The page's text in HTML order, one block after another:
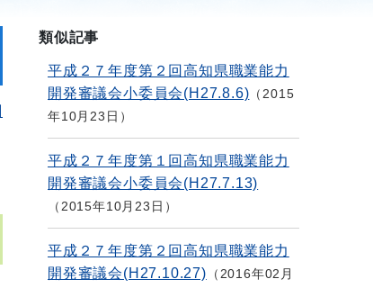
類似記事
平成２７年度第２回高知県職業能力
開発審議会小委員会(H27.8.6)
2015
年10月23日
平成２７年度第１回高知県職業能力
開発審議会小委員会(H27.7.13)
2015年10月23日
平成２７年度第２回高知県職業能力
開発審議会(H27.10.27)
2016年02月